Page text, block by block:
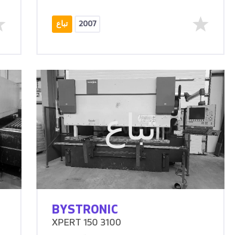
تباع 2007
تباع
BYSTRONIC
XPERT 150 3100